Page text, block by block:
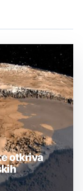
otkriva